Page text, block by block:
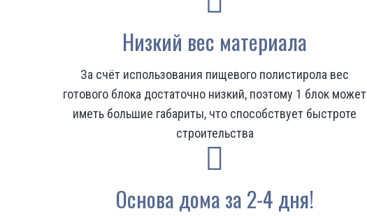
Низкий вес материала
За счёт использования пищевого полистирола вес
готового блока достаточно низкий, поэтому 1 блок может
иметь большие габариты, что способствует быстроте
строительства
Основа дома за 2-4 дня!